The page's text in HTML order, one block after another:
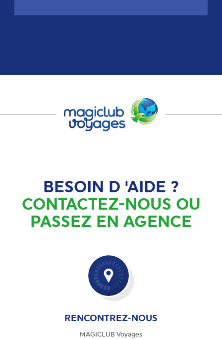
BESOIN D 'AIDE ?
CONTACTEZ-NOUS OU
PASSEZ EN AGENCE
RENCONTREZ-NOUS
MAGICLUB Voyages